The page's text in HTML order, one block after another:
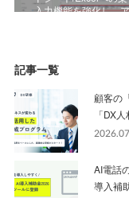
入力機能を強化し、
記事一覧
顧客の
「DX
AI電話
導入補